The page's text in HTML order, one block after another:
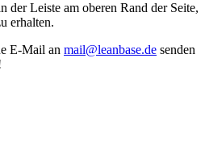
der Leiste am oberen Rand der Seite,
erhalten.
E-Mail an mail@leanbase.de senden